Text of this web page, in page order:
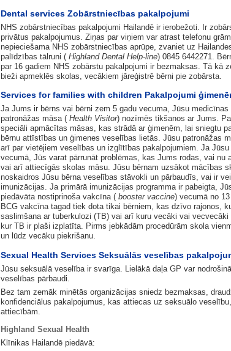
Dental services Zobārstniecības pakalpojumi
NHS zobārstniecības pakalpojumi Hailandē ir ierobežoti. Ir
privātus pakalpojumus. Ziņas par viņiem var atrast telefonu
nepieciešama NHS zobārstniecības aprūpe, zvaniet uz
palīdzības tālruni ( Highland Dental Help-line) 0845 6442271.
par 16 gadiem NHS zobārstu pakalpojumi ir bezmaksas. Tā kā
bieži apmeklēs skolas, vecākiem jāreģistrē bērni pie zobārsta.
Services for families with children Pakalpojumi
Ja Jums ir bērns vai bērni zem 5 gadu vecuma, Jūsu
patronāžas māsa ( Health Visitor) nozīmēs tikšanos ar Jums.
speciāli apmācītas māsas, kas strādā ar ģimenēm, lai sniegtu
bērnu attīstības un ģimenes veselības lietās. Jūsu patronāžas
arī par vietējiem veselības un izglītības pakalpojumiem. Ja Jūsu
vecumā, Jūs varat pārrunāt problēmas, kas Jums rodas, vai nu
vai arī attiecīgās skolas māsu. Jūsu bērnam uzsākot mācības
noskaidros Jūsu bērna veselības stāvokli un pārbaudīs, vai ir
imunizācijas. Ja primārā imunizācijas programma ir pabeigta,
piedāvāta nostiprinoša vakcīna ( booster vaccine) vecumā no
BCG vakcīna tagad tiek dota tikai bērniem, kas dzīvo rajonos,
saslimšana ar tuberkulozi (TB) vai arī kuru vecāki vai
kur TB ir plaši izplatīta. Pirms jebkādām procedūrām skola
un lūdz vecāku piekrišanu.
Sexual Health Services Seksuālās veselības
Jūsu seksuālā veselība ir svarīga. Lielākā daļa GP var
veselības pārbaudi.
Bez tam zemāk minētās organizācijas sniedz bezmaksas,
konfidenciālus pakalpojumus, kas attiecas uz seksuālo
attiecībām.
Highland Sexual Health
Klīnikas Hailandē piedāvā: